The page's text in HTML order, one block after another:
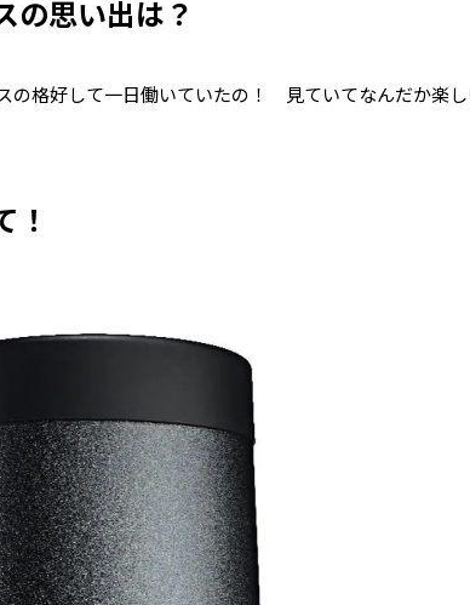
の思い出は？
の格好して一日働いていたの！ 見ていてなんだか楽
！